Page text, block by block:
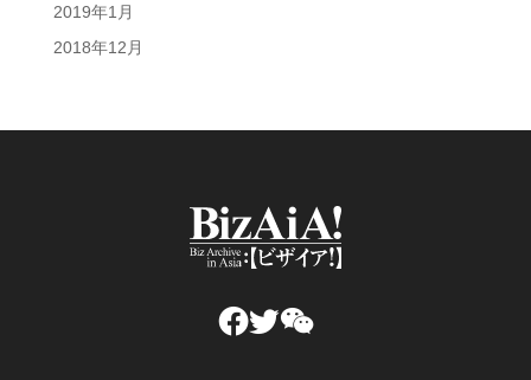
2019年1月
2018年12月